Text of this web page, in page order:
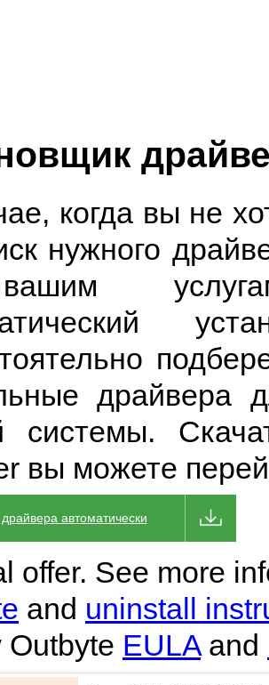
когда вы не
нужного
драйвера
системы.
вы можете
автоматически
offer. See more
and uninstall
Outbyte EULAand